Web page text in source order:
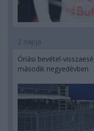
2 napja
Óriási bevétel-
második negyedévben